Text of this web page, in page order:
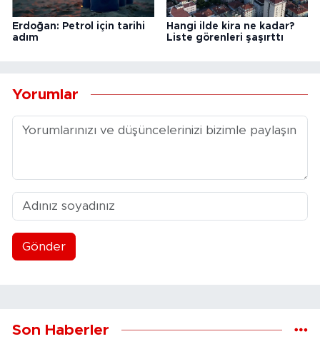
Erdoğan: Petrol için tarihi
adım
Hangi ilde kira ne kadar?
Liste görenleri şaşırttı
Yorumlar
Gönder
Son Haberler